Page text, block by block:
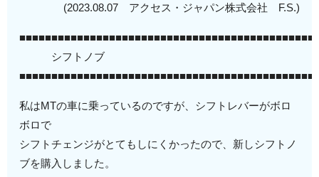
(2023.08.07 アクセス・ジャパン株式会社 F.S.)
■■■■■■■■■■■■■■■■■■■■■■■■■■■■■■■■■■■■■■■■■■■■■■
シフトノブ
■■■■■■■■■■■■■■■■■■■■■■■■■■■■■■■■■■■■■■■■■■■■■■
私はMTの車に乗っているのですが、シフトレバーがボロ
ボロで
シフトチェンジがとてもしにくかったので、新しシフトノ
ブを購入しました。